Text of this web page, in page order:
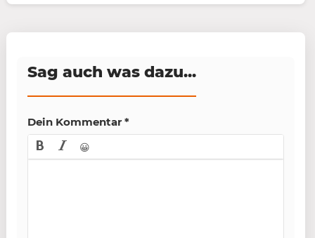
Sag auch was dazu...
Dein Kommentar *
😀